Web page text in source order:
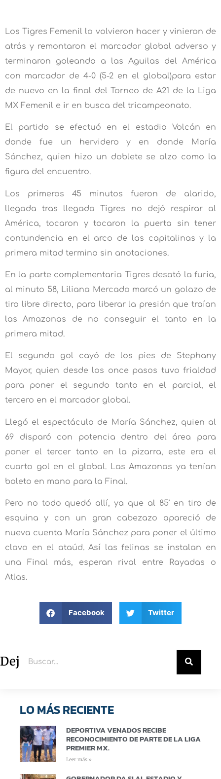
Los Tigres Femenil lo volvieron hacer y vinieron de
atrás y remontaron el marcador global adverso y
terminaron goleando a las Aguilas del América
con marcador de 4-0 (5-2 en el global)para estar
de nuevo en la final del Torneo de A21 de la Liga
MX Femenil e ir en busca del tricampeonato.
El partido se efectuó en el estadio Volcán en
donde fue un hervidero y en donde María
Sánchez, quien hizo un doblete se alzo como la
figura del encuentro.
Los primeros 45 minutos fueron de alarido,
llegada tras llegada Tigres no dejó respirar al
América, tocaron y tocaron la puerta sin tener
contundencia en el arco de las capitalinas y la
primera mitad termino sin anotaciones.
En la parte complementaria Tigres desató la furia,
al minuto 58, Liliana Mercado marcó un golazo de
tiro libre directo, para liberar la presión que traían
las Amazonas de no conseguir el tanto en la
primera mitad.
El segundo gol cayó de los pies de Stephany
Mayor, quien desde los once pasos tuvo frialdad
para poner el segundo tanto en el parcial, el
tercero en el marcador global.
Llegó el espectáculo de María Sánchez, quien al
69 disparó con potencia dentro del área para
poner el tercer tanto en la pizarra, este era el
cuarto gol en el global. Las Amazonas ya tenían
boleto en mano para la Final.
Pero no todo quedó allí, ya que al 85’ en tiro de
esquina y con un gran cabezazo apareció de
nueva cuenta María Sánchez para poner el último
clavo en el ataúd. Así las felinas se instalan en
una Final más, esperan rival entre Rayadas o
Atlas.
Facebook Twitter
Deja un comentario
LO MÁS RECIENTE
DEPORTIVA VENADOS RECIBE
RECONOCIMIENTO DE PARTE DE LA LIGA
PREMIER MX.
Leer más »